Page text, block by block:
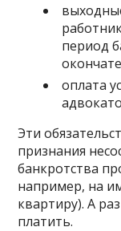
период
оплата
Эти
признания
банкротства
например, на
квартиру). А
платить.